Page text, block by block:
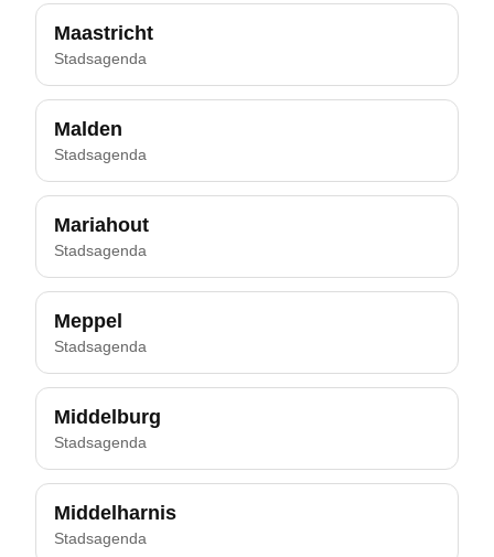
Maastricht
Stadsagenda
Malden
Stadsagenda
Mariahout
Stadsagenda
Meppel
Stadsagenda
Middelburg
Stadsagenda
Middelharnis
Stadsagenda